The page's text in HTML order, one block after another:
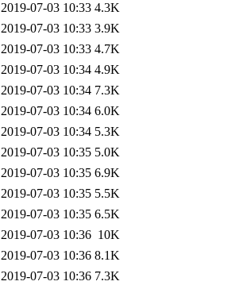
2019-07-03 10:33 4.3K
2019-07-03 10:33 3.9K
2019-07-03 10:33 4.7K
2019-07-03 10:34 4.9K
2019-07-03 10:34 7.3K
2019-07-03 10:34 6.0K
2019-07-03 10:34 5.3K
2019-07-03 10:35 5.0K
2019-07-03 10:35 6.9K
2019-07-03 10:35 5.5K
2019-07-03 10:35 6.5K
2019-07-03 10:36 10K
2019-07-03 10:36 8.1K
2019-07-03 10:36 7.3K